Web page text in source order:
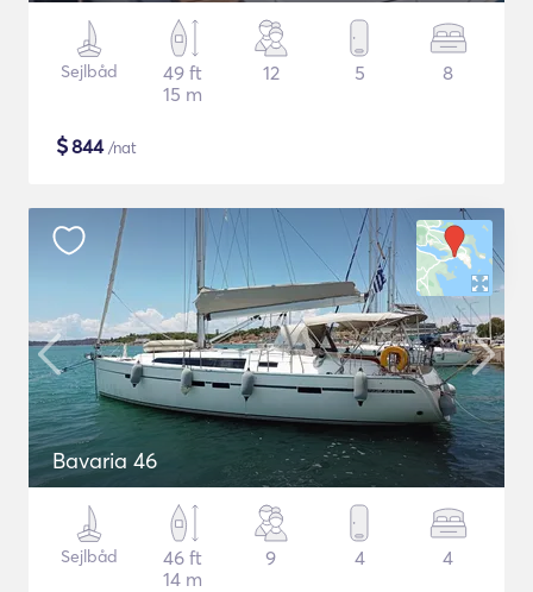
Sejlbåd
49 ft
15 m
12 5 8
$844/nat
Bavaria 46
Sejlbåd
46 ft
14 m
9 4 4